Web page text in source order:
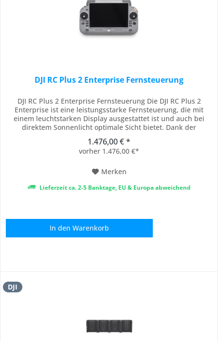
DJI RC Plus 2 Enterprise Fernsteuerung
DJI RC Plus 2 Enterprise Fernsteuerung Die DJI RC Plus 2
Enterprise ist eine leistungsstarke Fernsteuerung, die mit
einem leuchtstarken Display ausgestattet ist und auch bei
direktem Sonnenlicht optimale Sicht bietet. Dank der
kann in extremen Temperaturbereichen von -20 °C bis +50 °C
eingesetzt werden. Mit der...
1.476,00 € *
vorher 1.476,00 €*
Merken
Lieferzeit ca. 2-5 Banktage, EU & Europa abweichend
In den Warenkorb
DJI